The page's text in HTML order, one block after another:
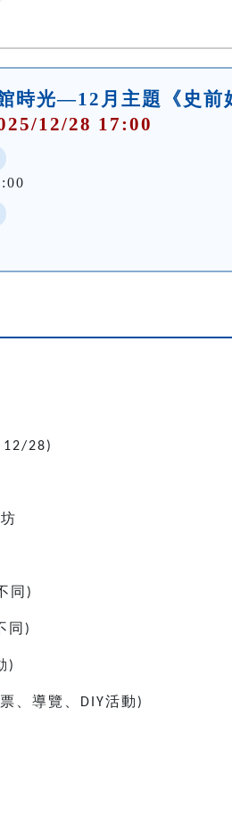
時光—12月主題《史前
12/28 17:00
12/28)
同 )
同 )
)
、導覽、 DIY活動 )